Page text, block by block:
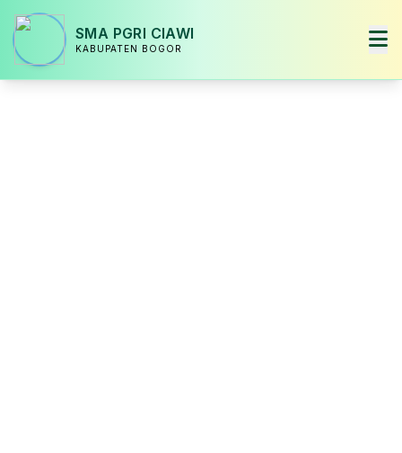
SMA PGRI CIAWI
KABUPATEN BOGOR